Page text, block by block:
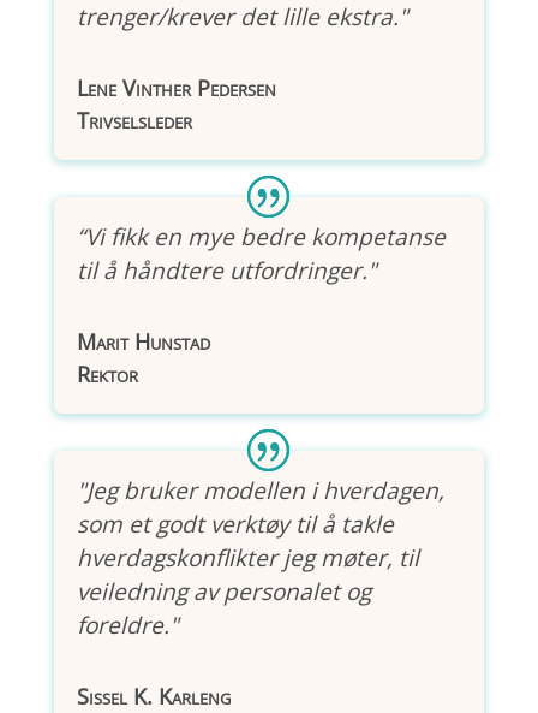
trenger/krever det lille ekstra."
Lene Vinther Pedersen
Trivselsleder
“Vi fikk en mye bedre kompetanse
til å håndtere utfordringer."
Marit Hunstad
Rektor
"Jeg bruker modellen i hverdagen,
som et godt verktøy til å takle
hverdagskonflikter jeg møter, til
veiledning av personalet og
foreldre."
Sissel K. Karleng